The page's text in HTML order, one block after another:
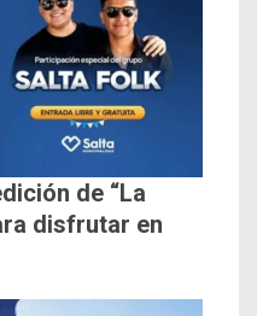
de “La
disfrutar en